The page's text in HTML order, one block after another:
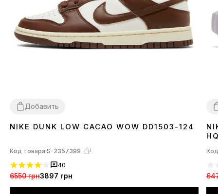
Добавить
3637 383940 4142 43 4445
NIKE DUNK LOW CACAO WOW DD1503-124
Код товара:S-2357399
40
6550 грн3897 грн